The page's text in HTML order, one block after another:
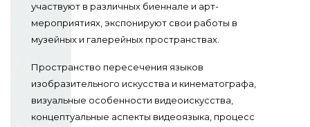
участвуют в различных биеннале и арт-
мероприятиях, экспонируют свои работы в
музейных и галерейных пространствах.
Пространство пересечения языков
изобразительного искусства и кинематографа,
визуальные особенности видеоискусства,
концептуальные аспекты видеоязыка, процесс